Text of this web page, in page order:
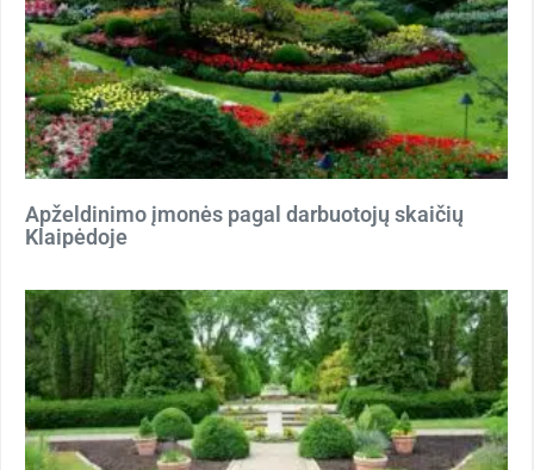
Apželdinimo įmonės pagal darbuotojų skaičių
Klaipėdoje